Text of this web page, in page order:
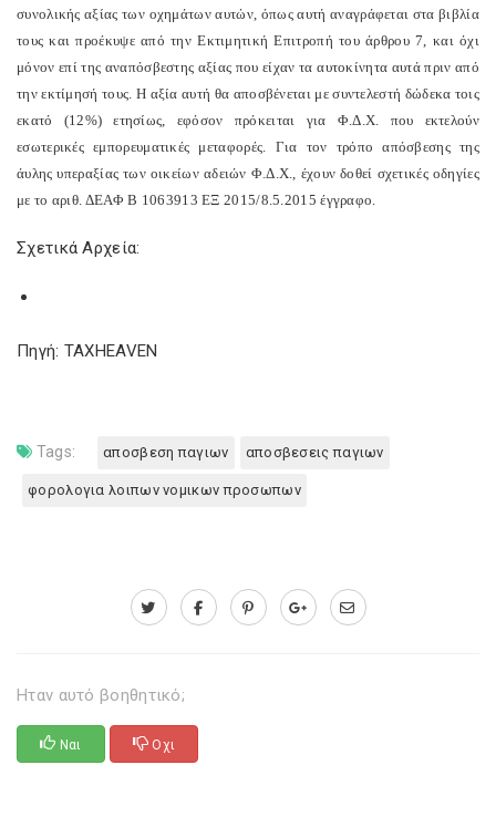
συνολικής αξίας των οχημάτων αυτών, όπως αυτή αναγράφεται στα βιβλία
τους και προέκυψε από την Εκτιμητική Επιτροπή του άρθρου 7, και όχι
μόνον επί της αναπόσβεστης αξίας που είχαν τα αυτοκίνητα αυτά πριν από
την εκτίμησή τους. Η αξία αυτή θα αποσβένεται με συντελεστή δώδεκα τοις
εκατό (12%) ετησίως, εφόσον πρόκειται για Φ.Δ.Χ. που εκτελούν
εσωτερικές εμπορευματικές μεταφορές. Για τον τρόπο απόσβεσης της
άυλης υπεραξίας των οικείων αδειών Φ.Δ.Χ., έχουν δοθεί σχετικές οδηγίες
με το αριθ. ΔΕΑΦ Β 1063913 ΕΞ 2015/8.5.2015 έγγραφο.
Σχετικά Αρχεία:
Πηγή: TAXHEAVEN
Tags: αποσβεση παγιων αποσβεσεις παγιων
φορολογια λοιπων νομικων προσωπων
Ηταν αυτό βοηθητικό;
Ναι Οχι